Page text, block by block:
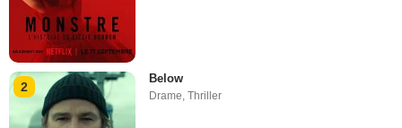
2
Below
Drame ,Thriller